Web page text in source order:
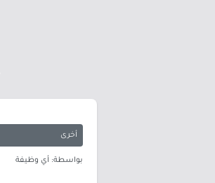
أخرى
بواسطة: أي وظيفة